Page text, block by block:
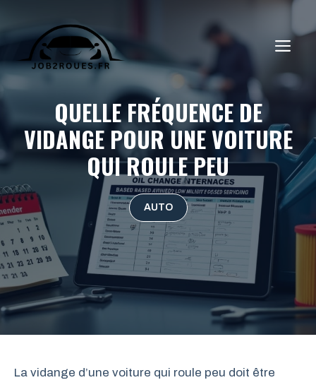
contenu
QUELLE FRÉQUENCE DE
VIDANGE POUR UNE VOITURE
QUI ROULE PEU
AUTO
La vidange d’une voiture qui roule peu doit être